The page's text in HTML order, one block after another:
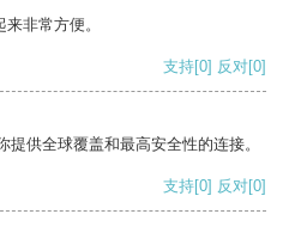
非常方便。
支持[0] 反对[0]
供全球覆盖和最高安全性的连接。
支持[0] 反对[0]